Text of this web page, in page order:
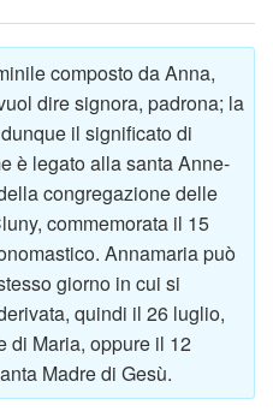
composto da Anna,
dire signora, padrona; la
il significato di
è legato alla santa Anne-
congregazione delle
commemorata il 15
Annamaria può
giorno in cui si
quindi il 26 luglio,
di Maria, oppure il 12
Madre di Gesù.